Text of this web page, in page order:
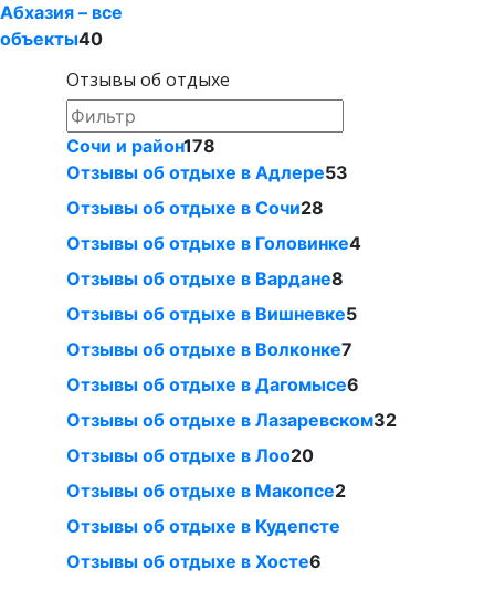
Абхазия – все
объекты40
Отзывы об отдыхе
Сочи и район178
Отзывы об отдыхе в Адлере53
Отзывы об отдыхе в Сочи28
Отзывы об отдыхе в Головинке4
Отзывы об отдыхе в Вардане8
Отзывы об отдыхе в Вишневке5
Отзывы об отдыхе в Волконке7
Отзывы об отдыхе в Дагомысе6
Отзывы об отдыхе в Лазаревском32
Отзывы об отдыхе в Лоо20
Отзывы об отдыхе в Макопсе2
Отзывы об отдыхе в Кудепсте
Отзывы об отдыхе в Хосте6